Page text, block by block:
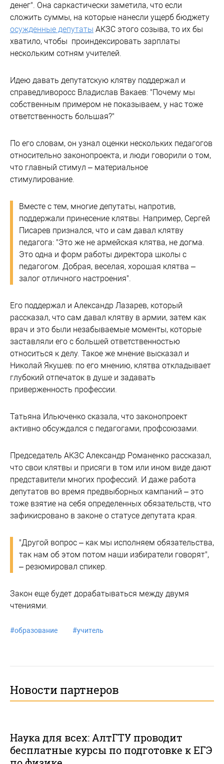
денег". Она саркастически заметила, что если
сложить суммы, на которые нанесли ущерб бюджету
осужденные депутаты АКЗС этого созыва, то их бы
хватило, чтобы проиндексировать зарплаты
нескольким сотням учителей.
Идею давать депутатскую клятву поддержал и
справедливоросс Владислав Вакаев: "Почему мы
собственным примером не показываем, у нас тоже
ответственность большая?"
По его словам, он узнал оценки нескольких педагогов
относительно законопроекта, и люди говорили о том,
что главный стимул – материальное
стимулирование.
Вместе с тем, многие депутаты, напротив,
поддержали принесение клятвы. Например, Сергей
Писарев признался, что и сам давал клятву
педагога: "Это же не армейская клятва, не догма.
Это одна и форм работы директора школы с
педагогом. Добрая, веселая, хорошая клятва –
залог отличного настроения".
Его поддержал и Александр Лазарев, который
рассказал, что сам давал клятву в армии, затем как
врач и это были незабываемые моменты, которые
заставляли его с большей ответственностью
относиться к делу. Такое же мнение высказал и
Николай Якушев: по его мнению, клятва откладывает
глубокий отпечаток в душе и задавать
приверженность профессии.
Татьяна Ильюченко сказала, что законопроект
активно обсуждался с педагогами, профсоюзами.
Председатель АКЗС Александр Романенко рассказал,
что свои клятвы и присяги в том или ином виде дают
представители многих профессий. И даже работа
депутатов во время предвыборных кампаний – это
тоже взятие на себя определенных обязательств, что
зафикисровано в законе о статусе депутата края.
"Другой вопрос – как мы исполняем обязательства,
так нам об этом потом наши избиратели говорят",
– резюмировал спикер.
Закон еще будет дорабатываться между двумя
чтениями.
#образование #учитель
Новости партнеров
Наука для всех: АлтГТУ проводит
бесплатные курсы по подготовке к ЕГЭ